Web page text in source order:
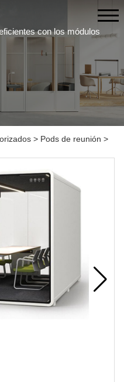
con los módulos
> Pods de reunión >